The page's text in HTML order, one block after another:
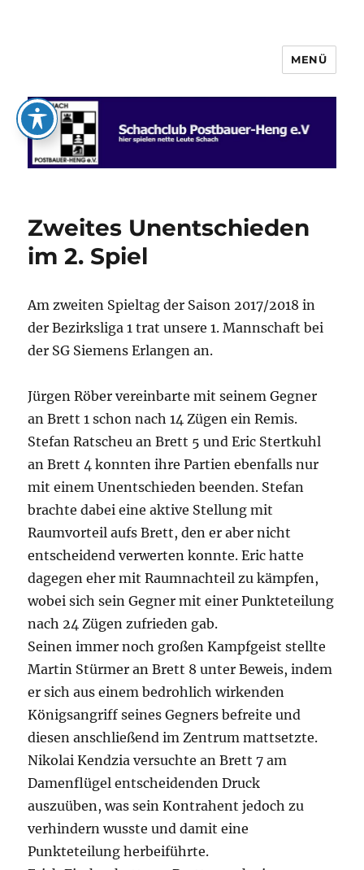
Schachclub Postbauer-Heng e.V.
MENÜ
Zweites Unentschieden
im 2. Spiel
Am zweiten Spieltag der Saison 2017/2018 in
der Bezirksliga 1 trat unsere 1. Mannschaft bei
der SG Siemens Erlangen an.
Jürgen Röber vereinbarte mit seinem Gegner
an Brett 1 schon nach 14 Zügen ein Remis.
Stefan Ratscheu an Brett 5 und Eric Stertkuhl
an Brett 4 konnten ihre Partien ebenfalls nur
mit einem Unentschieden beenden. Stefan
brachte dabei eine aktive Stellung mit
Raumvorteil aufs Brett, den er aber nicht
entscheidend verwerten konnte. Eric hatte
dagegen eher mit Raumnachteil zu kämpfen,
wobei sich sein Gegner mit einer Punkteteilung
nach 24 Zügen zufrieden gab.
Seinen immer noch großen Kampfgeist stellte
Martin Stürmer an Brett 8 unter Beweis, indem
er sich aus einem bedrohlich wirkenden
Königsangriff seines Gegners befreite und
diesen anschließend im Zentrum mattsetzte.
Nikolai Kendzia versuchte an Brett 7 am
Damenflügel entscheidenden Druck
auszuüben, was sein Kontrahent jedoch zu
verhindern wusste und damit eine
Punkteteilung herbeiführte.